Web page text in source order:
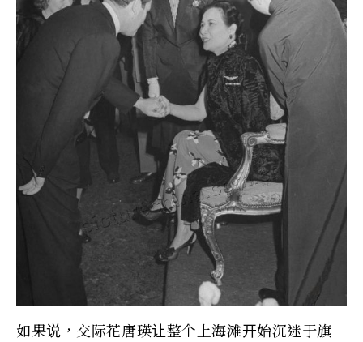
如果说，交际花唐瑛让整个上海滩开始沉迷于旗